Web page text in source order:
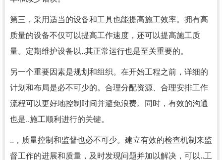
第三，采用适当的设备和工具也能提高施工效率。拥有高
质量的设备不仅可以提高工作速度，还可以提高施工质
量。定期维护设备以..其正常运行也是至关重要的。
另一个重要因素是规划和组织。在开始工程之前，详细的
计划和布局是必不可少的。合理分配资源、合理安排工作
流程可以更好地控制时间并避免浪费。同时，有效的沟通
也是..施工顺利进行的关键。
..，质量控制和监督也必不可少。建立有效的检查机制来监
督工作的进展和质量，及时发现问题并加以解决，可以..工